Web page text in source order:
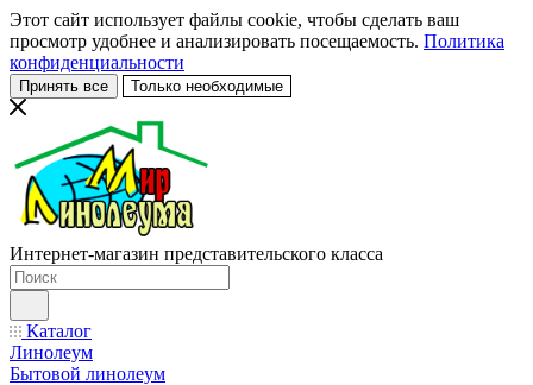
Этот сайт использует файлы cookie, чтобы сделать ваш
просмотр удобнее и анализировать посещаемость. Политика
конфиденциальности
Принять все Только необходимые
Интернет-магазин представительского класса
Каталог
Линолеум
Бытовой линолеум